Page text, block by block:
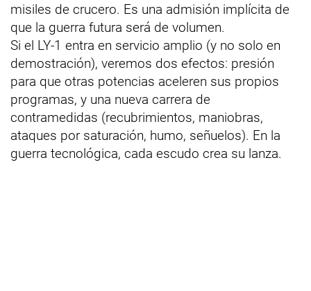
misiles de crucero. Es una admisión implícita de
que la guerra futura será de volumen.
Si el LY-1 entra en servicio amplio (y no solo en
demostración), veremos dos efectos: presión
para que otras potencias aceleren sus propios
programas, y una nueva carrera de
contramedidas (recubrimientos, maniobras,
ataques por saturación, humo, señuelos). En la
guerra tecnológica, cada escudo crea su lanza.